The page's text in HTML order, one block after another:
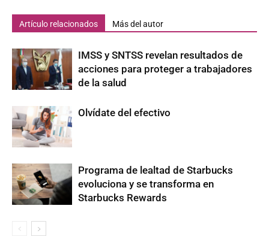
Artículo relacionados Más del autor
IMSS y SNTSS revelan resultados de
acciones para proteger a trabajadores
de la salud
Olvídate del efectivo
Programa de lealtad de Starbucks
evoluciona y se transforma en
Starbucks Rewards